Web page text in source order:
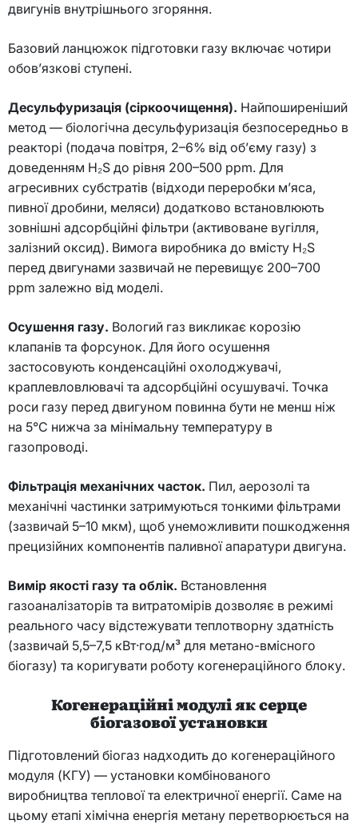
двигунів внутрішнього згоряння.
Базовий ланцюжок підготовки газу включає чотири
обов’язкові ступені.
Десульфуризація (сіркоочищення). Найпоширеніший
метод — біологічна десульфуризація безпосередньо в
реакторі (подача повітря, 2–6% від об’єму газу) з
доведенням H₂S до рівня 200–500 ppm. Для
агресивних субстратів (відходи переробки м’яса,
пивної дробини, меляси) додатково встановлюють
зовнішні адсорбційні фільтри (активоване вугілля,
залізний оксид). Вимога виробника до вмісту H₂S
перед двигунами зазвичай не перевищує 200–700
ppm залежно від моделі.
Осушення газу. Вологий газ викликає корозію
клапанів та форсунок. Для його осушення
застосовують конденсаційні охолоджувачі,
краплевловлювачі та адсорбційні осушувачі. Точка
роси газу перед двигуном повинна бути не менш ніж
на 5°C нижча за мінімальну температуру в
газопроводі.
Фільтрація механічних часток. Пил, аерозолі та
механічні частинки затримуються тонкими фільтрами
(зазвичай 5–10 мкм), щоб унеможливити пошкодження
прецизійних компонентів паливної апаратури двигуна.
Вимір якості газу та облік. Встановлення
газоаналізаторів та витратомірів дозволяє в режимі
реального часу відстежувати теплотворну здатність
(зазвичай 5,5–7,5 кВт·год/м³ для метано-вмісного
біогазу) та коригувати роботу когенераційного блоку.
Когенераційні модулі як серце
біогазової установки
Підготовлений біогаз надходить до когенераційного
модуля (КГУ) — установки комбінованого
виробництва теплової та електричної енергії. Саме на
цьому етапі хімічна енергія метану перетворюється на